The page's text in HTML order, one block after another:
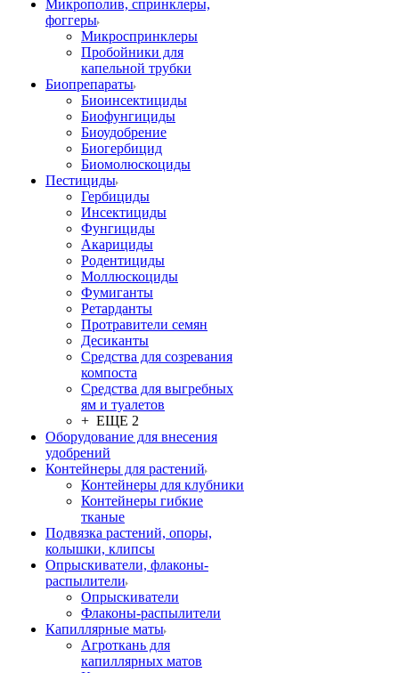
Микрополив, спринклеры,
фоггеры
Микроспринклеры
Пробойники для
капельной трубки
Биопрепараты
Биоинсектициды
Биофунгициды
Биоудобрение
Биогербицид
Биомолюскоциды
Пестициды
Гербициды
Инсектициды
Фунгициды
Акарициды
Родентициды
Моллюскоциды
Фумиганты
Ретарданты
Протравители семян
Десиканты
Средства для созревания
компоста
Средства для выгребных
ям и туалетов
+ ЕЩЕ 2
Оборудование для внесения
удобрений
Контейнеры для растений
Контейнеры для клубники
Контейнеры гибкие
тканые
Подвязка растений, опоры,
колышки, клипсы
Опрыскиватели, флаконы-
распылители
Опрыскиватели
Флаконы-распылители
Капиллярные маты
Агроткань для
капиллярных матов